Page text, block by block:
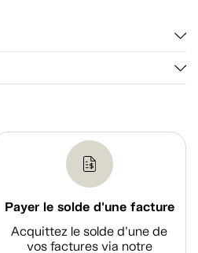
Payer le solde d'une facture
Acquittez le solde d’une de
vos factures via notre